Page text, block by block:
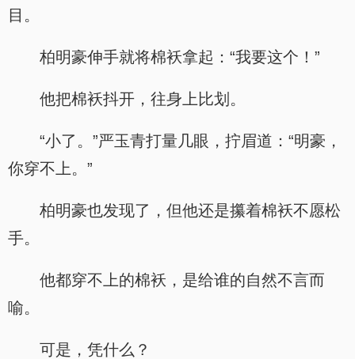
目。
柏明豪伸手就将棉袄拿起：“我要这个！”
他把棉袄抖开，往身上比划。
“小了。”严玉青打量几眼，拧眉道：“明豪，
你穿不上。”
柏明豪也发现了，但他还是攥着棉袄不愿松
手。
他都穿不上的棉袄，是给谁的自然不言而
喻。
可是，凭什么？